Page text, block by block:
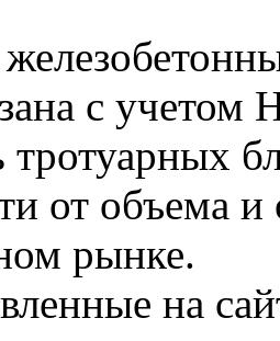
с учетом
от объема
рынке.
на